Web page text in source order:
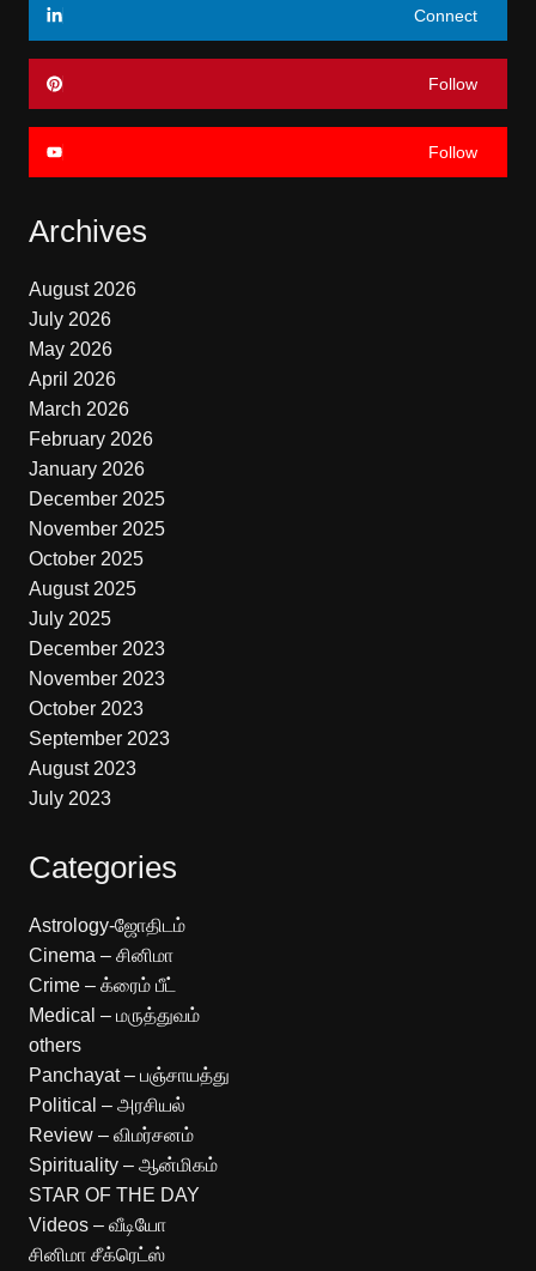
Connect
Follow
Follow
Archives
August 2026
July 2026
May 2026
April 2026
March 2026
February 2026
January 2026
December 2025
November 2025
October 2025
August 2025
July 2025
December 2023
November 2023
October 2023
September 2023
August 2023
July 2023
Categories
Astrology-ஜோதிடம்
Cinema – சினிமா
Crime – க்ரைம் பீட்
Medical – மருத்துவம்
others
Panchayat – பஞ்சாயத்து
Political – அரசியல்
Review – விமர்சனம்
Spirituality – ஆன்மிகம்
STAR OF THE DAY
Videos – வீடியோ
சினிமா சீக்ரெட்ஸ்